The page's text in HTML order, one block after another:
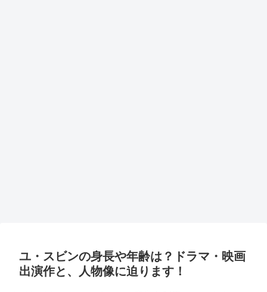
ユ・スビンの身長や年齢は？ドラマ・映画
出演作と、人物像に迫ります！